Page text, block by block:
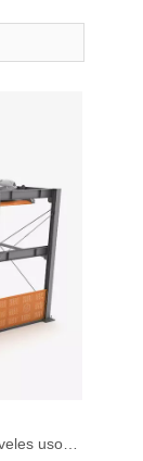
2500 kg
uso